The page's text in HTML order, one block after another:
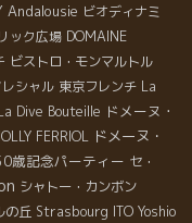
Andalousie ビオディナミ
ック広場 DOMAINE
ビストロ・モンマルトル
シャル 東京フレンチ La
Dive Bouteille ドメーヌ・
FERRIOL ドメーヌ・
歳記念パーティー セ・
シャトー・カンボン
の丘 Strasbourg ITO Yoshio